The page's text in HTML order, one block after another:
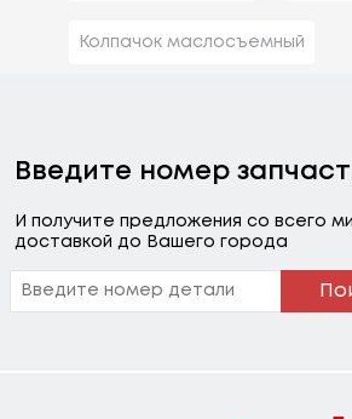
Колпачок маслосъемный
Введите номер
И получите предложения со всего
доставкой до Вашего города